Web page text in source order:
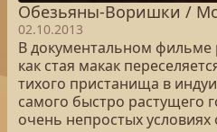
Обезьяны-Воришки /
02.10.2013
В документальном фильме
как стая макак
тихого пристанища в
самого быстро растущего
очень непростых